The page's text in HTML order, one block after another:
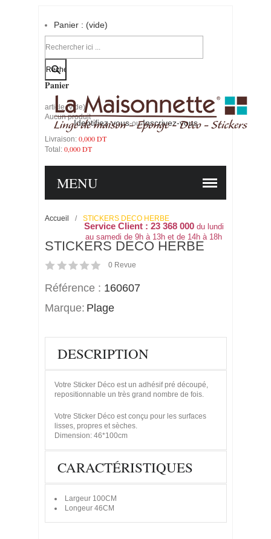
Identifiez-vous-ou-Inscrivez-vous
Panier : (vide)
Votre compte
Panier
article (vide)
Aucun produit
Livraison: 0,000 DT
Total: 0,000 DT
Service Client : 23 368 000du lundi
au samedi de 9h à 13h et de 14h à 18h
MENU
Accueil / STICKERS DECO HERBE
STICKERS DECO HERBE
0 Revue
Référence : 160607
Marque: Plage
DESCRIPTION
Votre Sticker Déco est un adhésif pré découpé,
repositionnable un très grand nombre de fois.
Votre Sticker Déco est conçu pour les surfaces
lisses, propres et sèches.
Dimension: 46*100cm
CARACTÉRISTIQUES
Largeur 100CM
Longeur 46CM